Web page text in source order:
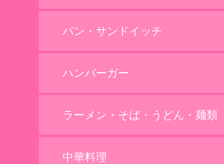
パン・サンドイッチ
ハンバーガー
ラーメン・そば・うどん・麺類
中華料理